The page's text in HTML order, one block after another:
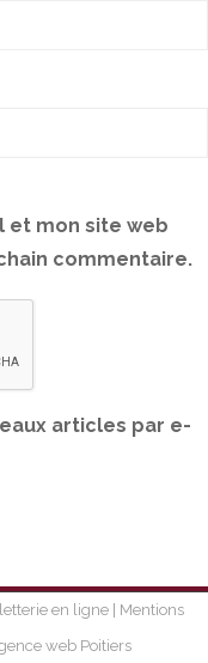
et mon site web
commentaire.
articles par e-
en ligne
Mentions
web Poitiers